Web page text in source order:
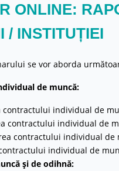
ONLINE:
/ INSTITUȚIEI
se vor aborda
de muncă:
contractului individual de
contractului individual de
contractului individual de
individual de
și de odihnă: